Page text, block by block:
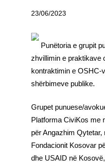
23/06/2023
Punëtoria e grupit
zhvillimin e praktikave
kontraktimin e OSHC-
shërbimeve publike.
Grupet punuese/
Platforma CiviKos me
për Angazhim Qytetar,
Fondacionit Kosovar
dhe USAID në